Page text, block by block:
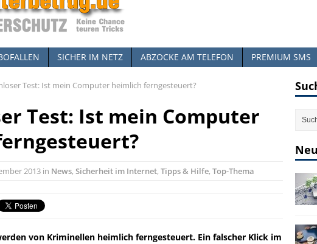
SICHER IM NETZ ABZOCKE AM TELEFON PREMIUM SMS
Test: Ist mein Computer heimlich ferngesteuert?
Test: Ist mein Computer
2013 in News,Sicherheit im Internet,Tipps & Hilfe,Top-Thema
von Kriminellen heimlich ferngesteuert. Ein falscher Klick im